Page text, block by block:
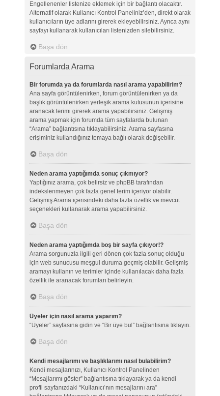
Engellenenler listenize eklemek için bir bağlantı olacaktır.
Alternatif olarak Kullanıcı Kontrol Paneliniz’den, direkt olarak
kullanıcıların üye adlarını girerek ekleyebilirsiniz. Ayrıca aynı
sayfayı kullanarak kullanıcıları listenizden silebilirsiniz.
Başa dön
Forumlarda Arama
Bir forumda ya da forumlarda nasıl arama yapabilirim?
Ana sayfa görüntülenirken, forum görüntülenirken ya da
başlık görüntülenirken yerleşik arama kutusunun içerisine
aranacak terimi girerek arama yapabilirsiniz. Gelişmiş
arama yapmak için forumda tüm sayfalarda bulunan
“Arama” bağlantısına tıklayabilirsiniz. Arama sayfasına
erişiminiz kullandığınız temaya bağlı olarak değişebilir.
Başa dön
Neden arama yaptığımda sonuç çıkmıyor?
Yaptığınız arama, çok belirsiz ve phpBB tarafından
indekslenmeyen çok fazla genel terim içeriyor olabilir.
Gelişmiş Arama içerisindeki daha fazla özellik ve mevcut
seçenekleri kullanarak arama yapabilirsiniz.
Başa dön
Neden arama yaptığımda boş bir sayfa çıkıyor!?
Arama sorgunuzla ilgili geri dönen çok fazla sonuç olduğu
için web sunucusu meşgul duruma geçmiş olabilir. Gelişmiş
aramayı kullanın ve terimler içinde kullanılacak daha fazla
özellik ile aranacak forumları belirleyin.
Başa dön
Üyeler için nasıl arama yaparım?
“Üyeler” sayfasına gidin ve “Bir üye bul” bağlantısına tıklayın.
Başa dön
Kendi mesajlarımı ve başlıklarımı nasıl bulabilirim?
Kendi mesajlarınızı, Kullanıcı Kontrol Panelinden
“Mesajlarımı göster” bağlantısına tıklayarak ya da kendi
profil sayfanızdaki “Kullanıcı’nın mesajlarını ara”